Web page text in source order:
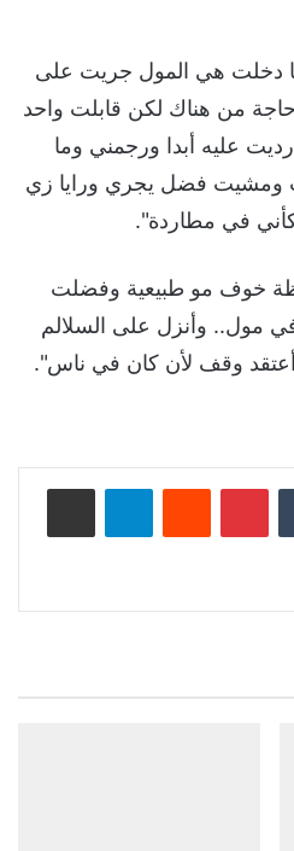
ما دخلت هي المول جريت على
من هناك لكن قابلت واحد
عليه أبدا ورجمني وما
ومشيت فضل يجري ورايا زي
في مطاردة".
خوف مو طبيعية وفضلت
مول.. وأنزل على السلالم
أعتقد وقف لأن كان في ناس".
بينتيريست